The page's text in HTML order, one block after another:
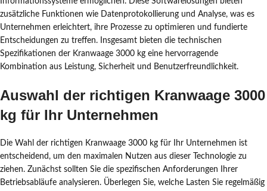
zusätzliche Funktionen wie Datenprotokollierung und Analyse, was es
Unternehmen erleichtert, ihre Prozesse zu optimieren und fundierte
Entscheidungen zu treffen. Insgesamt bieten die technischen
Spezifikationen der Kranwaage 3000 kg eine hervorragende
Kombination aus Leistung, Sicherheit und Benutzerfreundlichkeit.
Auswahl der richtigen Kranwaage 3000
kg für Ihr Unternehmen
Die Wahl der richtigen Kranwaage 3000 kg für Ihr Unternehmen ist
entscheidend, um den maximalen Nutzen aus dieser Technologie zu
ziehen. Zunächst sollten Sie die spezifischen Anforderungen Ihrer
Betriebsabläufe analysieren. Überlegen Sie, welche Lasten Sie regelmäßig